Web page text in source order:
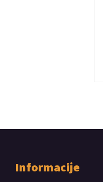
Informacije